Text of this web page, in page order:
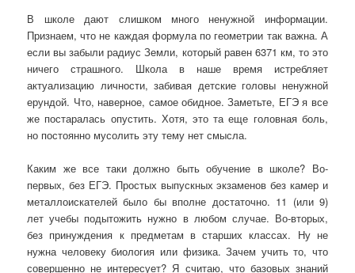
В школе дают слишком много ненужной информации.
Признаем, что не каждая формула по геометрии так важна. А
если вы забыли радиус Земли, который равен 6371 км, то это
ничего страшного. Школа в наше время истребляет
актуализацию личности, забивая детские головы ненужной
ерундой. Что, наверное, самое обидное. Заметьте, ЕГЭ я все
же постаралась опустить. Хотя, это та еще головная боль,
но постоянно мусолить эту тему нет смысла.
Каким же все таки должно быть обучение в школе? Во-
первых, без ЕГЭ. Простых выпускных экзаменов без камер и
металлоискателей было бы вполне достаточно. 11 (или 9)
лет учебы подытожить нужно в любом случае. Во-вторых,
без принуждения к предметам в старших классах. Ну не
нужна человеку биология или физика. Зачем учить то, что
совершенно не интересует? Я считаю, что базовых знаний